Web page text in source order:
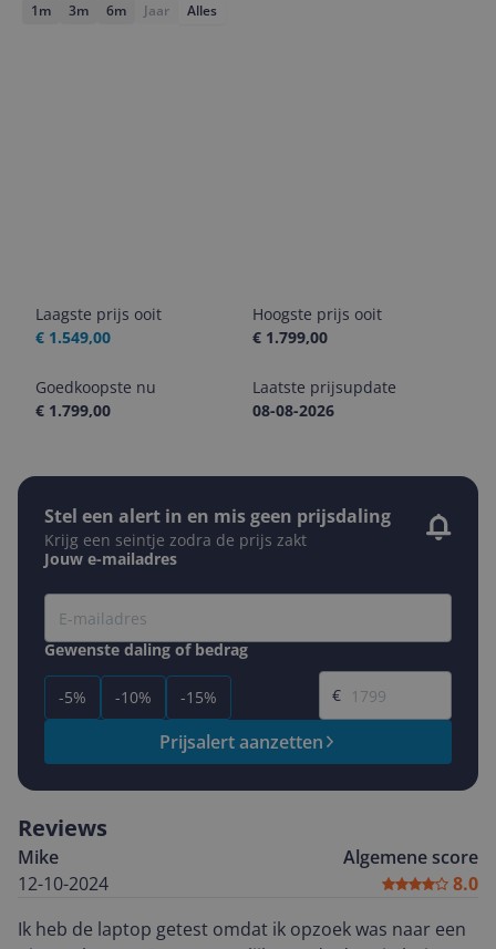
1m 3m 6m Jaar Alles
Laagste prijs ooit
€ 1.549,00
Hoogste prijs ooit
€ 1.799,00
Goedkoopste nu
€ 1.799,00
Laatste prijsupdate
08-08-2026
Stel een alert in en mis geen prijsdaling
Krijg een seintje zodra de prijs zakt
Jouw e-mailadres
Gewenste daling of bedrag
-5% -10% -15%
Gewenste prijs
€
Prijsalert aanzetten
Reviews
Mike
12-10-2024
Algemene score
8.0
Ik heb de laptop getest omdat ik opzoek was naar een